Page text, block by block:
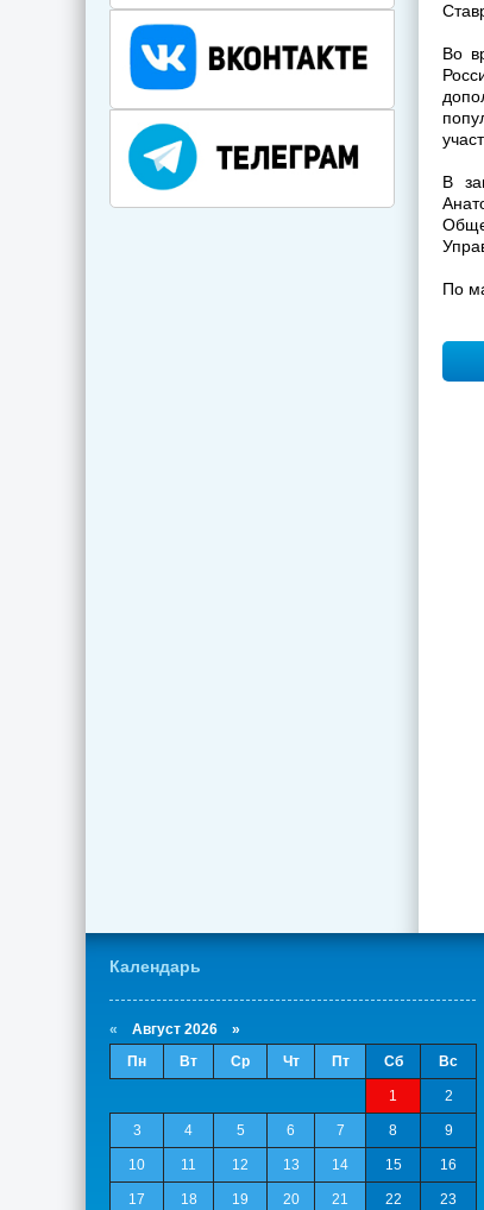
Во
В
По
Календарь
« Август 2026 »
Пн
Вт Ср Чт Пт Сб Вс
1 2
3 4 5 6 7 8 9
10 11 12 13 14 15 16
17 18 19 20 21 22 23